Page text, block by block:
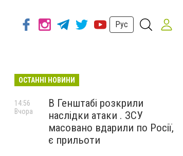
Рус
ОСТАННІ НОВИНИ
В Генштабі розкрили
наслідки атаки . ЗСУ
масовано вдарили по Росії,
є прильоти
14:56
Вчора